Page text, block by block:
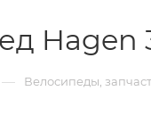
Hagen
— Велосипеды,